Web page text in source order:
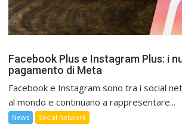
Facebook Plus e Instagram Plus: i
pagamento di Meta
Facebook e Instagram sono tra i social
al mondo e continuano a rappresentare...
News Social network